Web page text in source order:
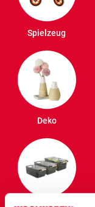
Spielzeug
Deko